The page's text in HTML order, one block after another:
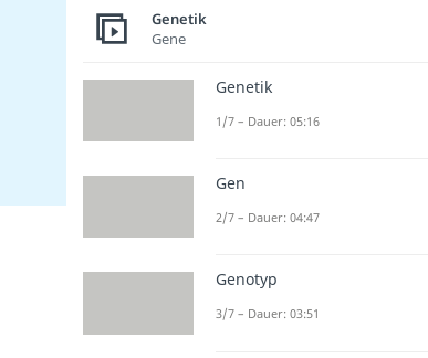
Genetik
Gene
Genetik
1/7 – Dauer: 05:16
Gen
2/7 – Dauer: 04:47
Genotyp
3/7 – Dauer: 03:51